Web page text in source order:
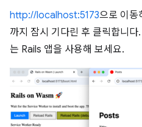
http://localhost:5173으로 이동
까지 잠시 기다린 후 클릭합니
는 Rails 앱을 사용해 보세요.